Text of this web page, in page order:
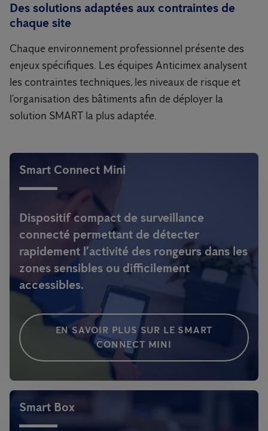
Des solutions adaptées aux contraintes de
chaque site
Chaque environnement professionnel présente des
enjeux spécifiques. Les équipes Anticimex analysent
les contraintes techniques, les niveaux de risque et
l’organisation des bâtiments afin de déployer la
solution SMART la plus adaptée.
Smart Connect Mini
Dispositif compact de surveillance
connecté permettant de détecter
rapidement l’activité des rongeurs dans les
zones sensibles ou difficilement
accessibles.
EN SAVOIR PLUS SUR LE SMART
CONNECT MINI
Smart Box